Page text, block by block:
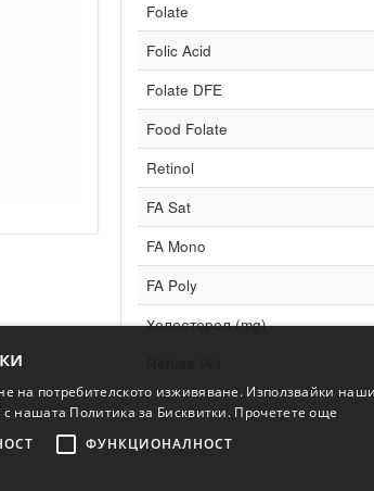
Folate
Folic Acid
Folate DFE
Food Folate
Retinol
FA Sat
FA Mono
FA Poly
Холестерол (mg)
на потребителското изживяване. Използвайки
с нашата Политика за Бисквитки. Прочетете още
ФУНКЦИОНАЛНОСТ